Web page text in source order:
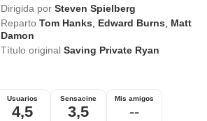
Dirigida por Steven Spielberg
Reparto Tom Hanks Edward Burns
Matt
Damon
Título originalSaving Private Ryan
Usuarios
4,5
Sensacine
3,5
Mis amigos
--